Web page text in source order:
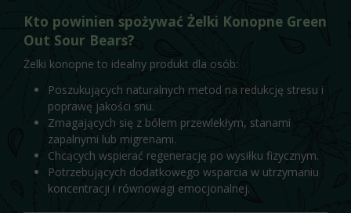
Kto powinien spożywać Żelki Konopne Green
Out Sour Bears?
Żelki konopne to idealny produkt dla osób:
Poszukujących naturalnych metod na redukcję stresu i
poprawę jakości snu.
Zmagających się z bólem przewlekłym, stanami
zapalnymi lub migrenami.
Chcących wspierać regenerację po wysiłku fizycznym.
Potrzebujących dodatkowego wsparcia w utrzymaniu
koncentracji i równowagi emocjonalnej.